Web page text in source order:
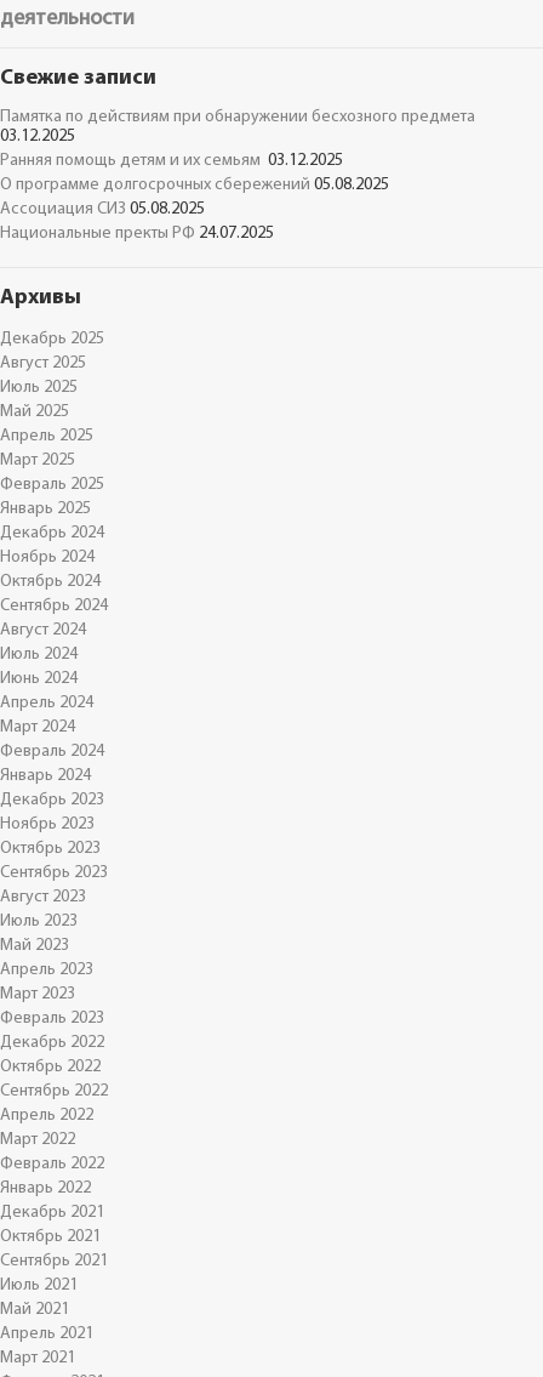
деятельности
Свежие записи
Памятка по действиям при обнаружении бесхозного предмета
03.12.2025
Ранняя помощь детям и их семьям 03.12.2025
О программе долгосрочных сбережений 05.08.2025
Ассоциация СИЗ 05.08.2025
Национальные пректы РФ 24.07.2025
Архивы
Декабрь 2025
Август 2025
Июль 2025
Май 2025
Апрель 2025
Март 2025
Февраль 2025
Январь 2025
Декабрь 2024
Ноябрь 2024
Октябрь 2024
Сентябрь 2024
Август 2024
Июль 2024
Июнь 2024
Апрель 2024
Март 2024
Февраль 2024
Январь 2024
Декабрь 2023
Ноябрь 2023
Октябрь 2023
Сентябрь 2023
Август 2023
Июль 2023
Май 2023
Апрель 2023
Март 2023
Февраль 2023
Декабрь 2022
Октябрь 2022
Сентябрь 2022
Апрель 2022
Март 2022
Февраль 2022
Январь 2022
Декабрь 2021
Октябрь 2021
Сентябрь 2021
Июль 2021
Май 2021
Апрель 2021
Март 2021